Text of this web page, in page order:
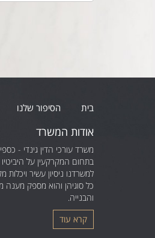
בית הסיפור שלנו
אודות המשרד
בתחום המקרקעין על
למשרדנו ניסיון עשיר ויכלות
כל סוגיהן והוא מספק מענה
והבנייה.
קרא עוד